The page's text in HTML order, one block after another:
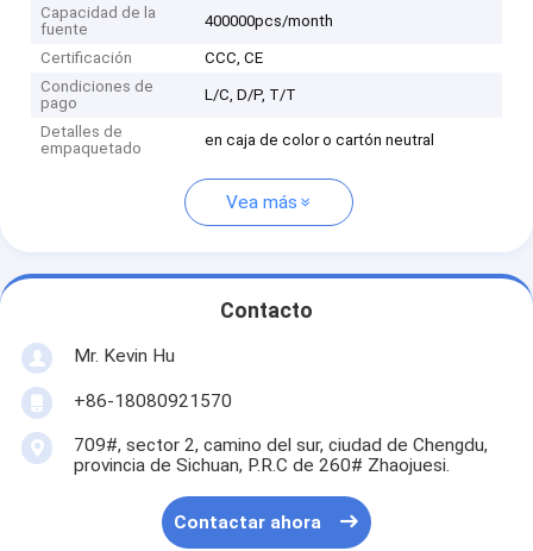
Capacidad de la
fuente
400000pcs/month
Certificación
CCC, CE
Condiciones de
pago
L/C, D/P, T/T
Detalles de
empaquetado
en caja de color o cartón neutral
Vea más
Contacto
Mr. Kevin Hu
+86-18080921570
709#, sector 2, camino del sur, ciudad de Chengdu,
provincia de Sichuan, P.R.C de 260# Zhaojuesi.
Contactar ahora